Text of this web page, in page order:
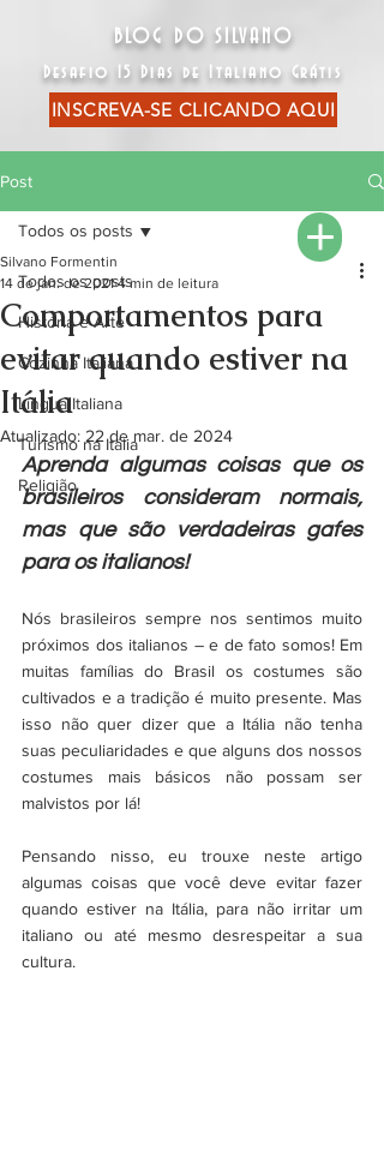
BLOG DO SILVANO
Desafio 15 Dias de Italiano Grátis
INSCREVA-SE CLICANDO AQUI
Post
Todos os posts
História e Arte
Cozinha Italiana
Língua Italiana
Turismo na Itália
Religião
Todos os posts
Comportamentos para
evitar quando estiver na
Itália
Silvano Formentin
14 de jan. de 2021 4 min de leitura
Atualizado: 22 de mar. de 2024
Aprenda algumas coisas que os
brasileiros consideram normais,
mas que são verdadeiras gafes
para os italianos!
Nós brasileiros sempre nos sentimos muito
próximos dos italianos – e de fato somos! Em
muitas famílias do Brasil os costumes são
cultivados e a tradição é muito presente. Mas
isso não quer dizer que a Itália não tenha
suas peculiaridades e que alguns dos nossos
costumes mais básicos não possam ser
malvistos por lá!
Pensando nisso, eu trouxe neste artigo
algumas coisas que você deve evitar fazer
quando estiver na Itália, para não irritar um
italiano ou até mesmo desrespeitar a sua
cultura.